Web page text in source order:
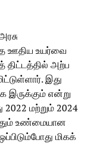
ஊதிய உயர்வை
திட்டத்தில் அற்ப
இது
இருக்கும் என்று
மற்றும் 2024
உண்மையான
மிகக்